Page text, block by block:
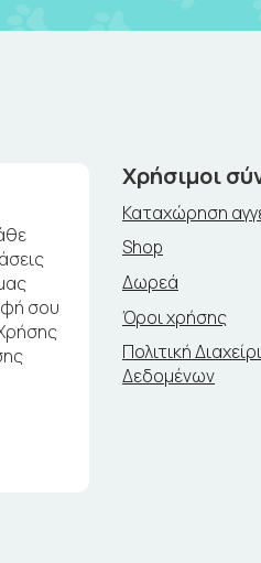
σου
Χρήσιμοι
Καταχώρηση
Shop
Δωρεά
Όροι χρήσης
Πολιτική
Δεδομένων